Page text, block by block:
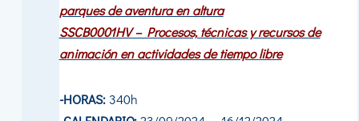
parques de aventura en altura
SSCB0001HV – Procesos, técnicas y recursos de
animación en actividades de tiempo libre
-HORAS:340h